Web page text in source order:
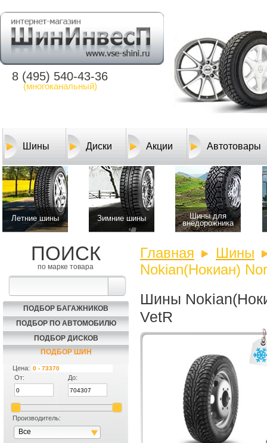
8 (495) 540-43-36
(многоканальный)
Шины Диски Акции Автотовары
Летние шины Зимние шины
Шины для
внедорожника
ПОИСК
по марке товара
ПОДБОР БАГАЖНИКОВ
ПОДБОР ПО АВТОМОБИЛЮ
ПОДБОР ДИСКОВ
ПОДБОР ШИН
Цена:
От:
До:
Производитель:
Все
Главная
Шины
Nokian(Нокиан)
Шины
VetR